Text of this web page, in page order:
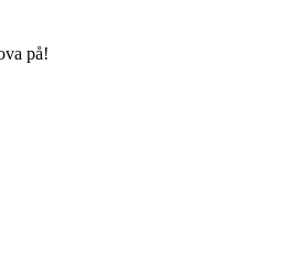
på!